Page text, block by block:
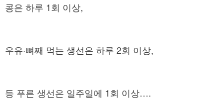
콩은 하루 1회 이상,
우유·뼈째 먹는 생선은 하루 2회 이상,
등 푸른 생선은 일주일에 1회 이상….